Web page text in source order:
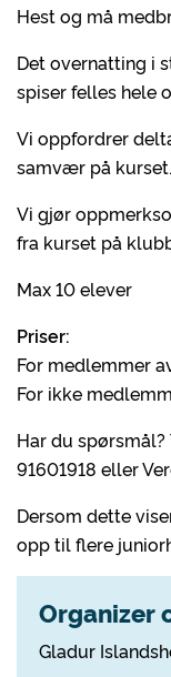
Hest og må
Det overnatting i
spiser felles hele
Vi oppfordrer
samvær på kurset.
Vi gjør
fra kurset på
Max 10 elever
Priser:
For medlemmer
For ikke
Har du
91601918 eller
Dersom dette
opp til flere
Organizer
Gladur